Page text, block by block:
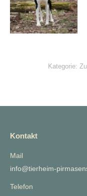
Kategorie:
Kontakt
Mail
info@tierheim-
Telefon